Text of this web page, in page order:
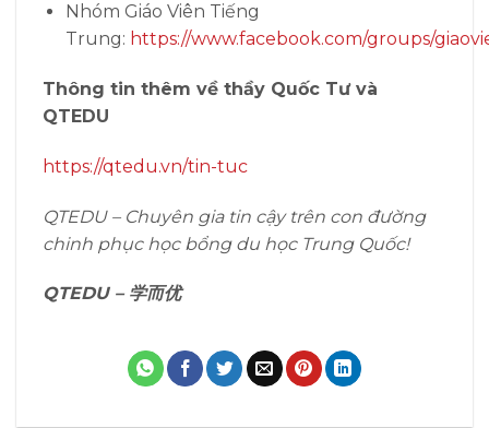
Nhóm Giáo Viên Tiếng
Trung: https://www.facebook.com/groups/
Thông tin thêm về thầy Quốc Tư và
QTEDU
https://qtedu.vn/tin-tuc
QTEDU – Chuyên gia tin cậy trên con đường
chinh phục học bổng du học Trung Quốc!
QTEDU – 学而优